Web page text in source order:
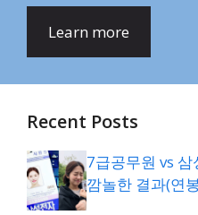
Learn more
Recent Posts
7급공무원 vs
깜놀한 결과(연